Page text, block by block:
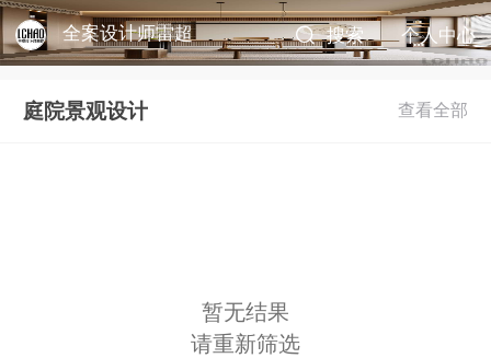
全案设计师雷超 搜索 个人中心
庭院景观设计
暂无结果
请重新筛选